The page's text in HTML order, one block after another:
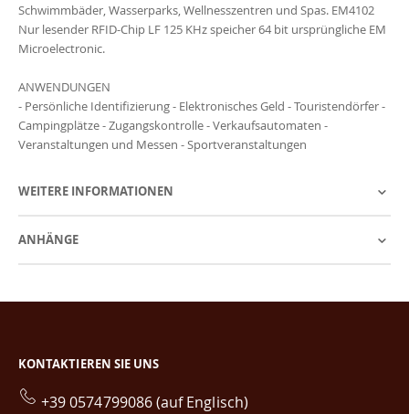
Schwimmbäder, Wasserparks, Wellnesszentren und Spas. EM4102
Nur lesender RFID-Chip LF 125 KHz speicher 64 bit ursprüngliche EM
Microelectronic.
ANWENDUNGEN
- Persönliche Identifizierung - Elektronisches Geld - Touristendörfer -
Campingplätze - Zugangskontrolle - Verkaufsautomaten -
Veranstaltungen und Messen - Sportveranstaltungen
WEITERE INFORMATIONEN
ANHÄNGE
KONTAKTIEREN SIE UNS
+39 0574799086 (auf Englisch)